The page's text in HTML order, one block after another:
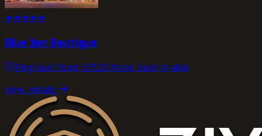
★★★★★
Blue Inn Boutique
King Saud Road, 62523 Abha, Saudi Arabia
view_details